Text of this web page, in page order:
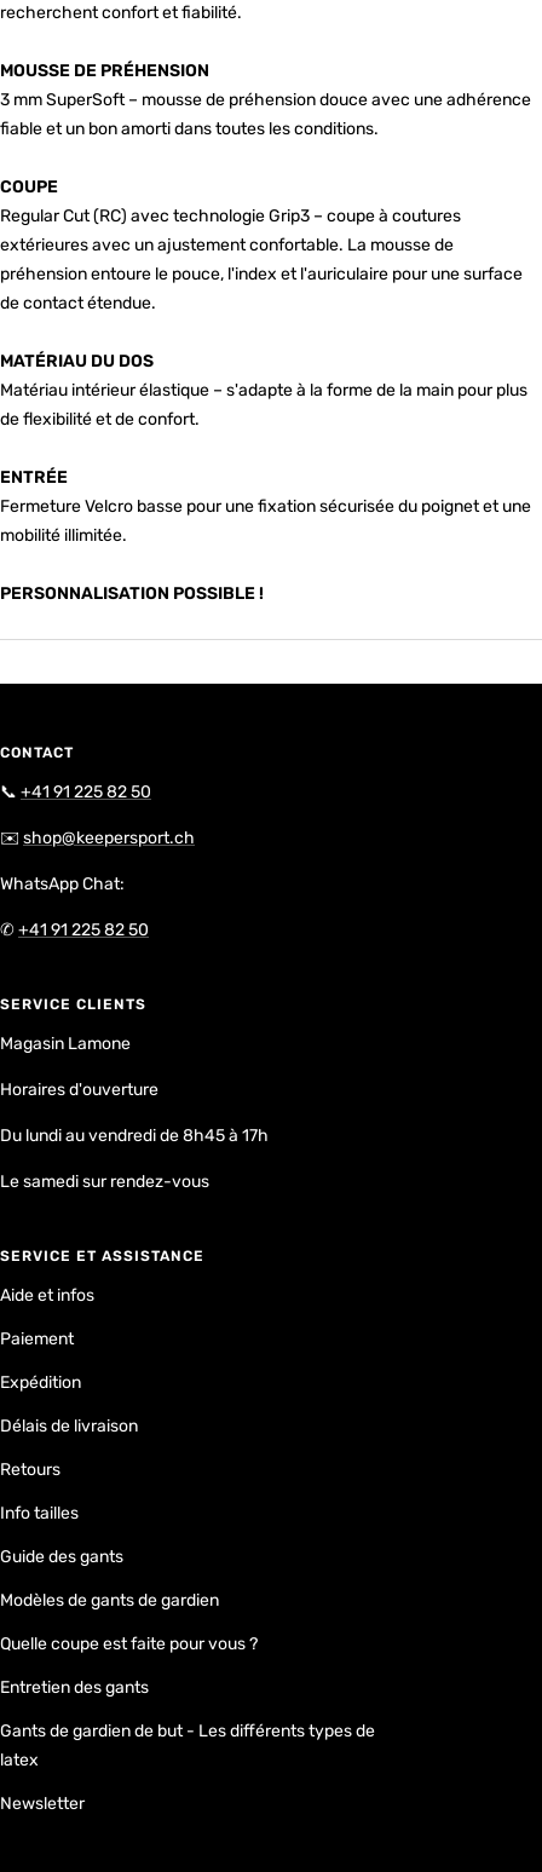
recherchent confort et fiabilité.
MOUSSE DE PRÉHENSION
3 mm SuperSoft – mousse de préhension douce avec une adhérence
fiable et un bon amorti dans toutes les conditions.
COUPE
Regular Cut (RC) avec technologie Grip3 – coupe à coutures
extérieures avec un ajustement confortable. La mousse de
préhension entoure le pouce, l'index et l'auriculaire pour une surface
de contact étendue.
MATÉRIAU DU DOS
Matériau intérieur élastique – s'adapte à la forme de la main pour plus
de flexibilité et de confort.
ENTRÉE
Fermeture Velcro basse pour une fixation sécurisée du poignet et une
mobilité illimitée.
PERSONNALISATION POSSIBLE !
CONTACT
📞 +41 91 225 82 50
✉️ shop@keepersport.ch
WhatsApp Chat:
✆+41 91 225 82 50
SERVICE CLIENTS
Magasin Lamone
Horaires d'ouverture
Du lundi au vendredi de 8h45 à 17h
Le samedi sur rendez-vous
SERVICE ET ASSISTANCE
Aide et infos
Paiement
Expédition
Délais de livraison
Retours
Info tailles
Guide des gants
Modèles de gants de gardien
Quelle coupe est faite pour vous ?
Entretien des gants
Gants de gardien de but - Les différents types de
latex
Newsletter